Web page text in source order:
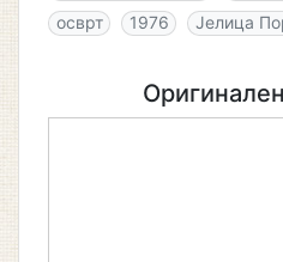
осврт
1976 Јелица